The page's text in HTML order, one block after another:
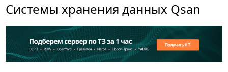
Системы хранения данных Qsan